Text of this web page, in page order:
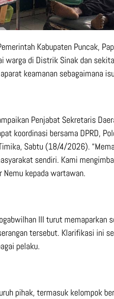
Kabupaten Puncak,
warga di Distrik Sinak dan
keamanan sebagaimana
Penjabat Sekretaris
koordinasi bersama DPRD,
Sabtu (18/4/2026).
sendiri. Kami
Nemu kepada wartawan.
III turut memaparkan
tersebut. Klarifikasi ini
pelaku.
pihak, termasuk kelompok